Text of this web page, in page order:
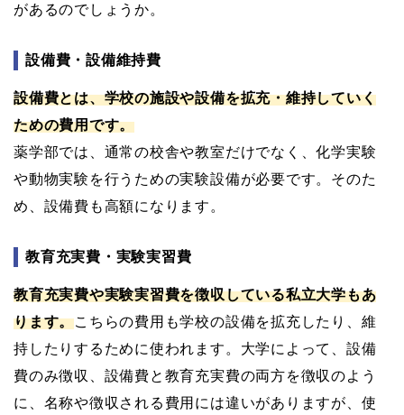
があるのでしょうか。
設備費・設備維持費
設備費とは、学校の施設や設備を拡充・維持していく
ための費用です。
薬学部では、通常の校舎や教室だけでなく、化学実験
や動物実験を行うための実験設備が必要です。そのた
め、設備費も高額になります。
教育充実費・実験実習費
教育充実費や実験実習費を徴収している私立大学もあ
ります。こちらの費用も学校の設備を拡充したり、維
持したりするために使われます。大学によって、設備
費のみ徴収、設備費と教育充実費の両方を徴収のよう
に、名称や徴収される費用には違いがありますが、使